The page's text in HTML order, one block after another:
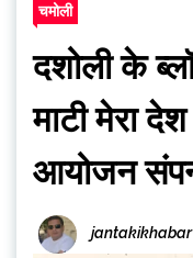
चमोली
दशोली के
माटी मेरा
आयोजन
jantakikhabar